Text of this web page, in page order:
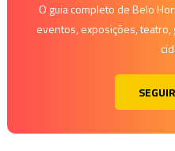
O guia completo de Belo
eventos, exposições,